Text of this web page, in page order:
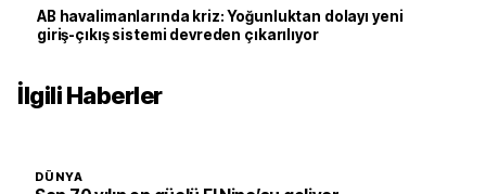
AB havalimanlarında kriz: Yoğunluktan dolayı yeni
giriş-çıkış sistemi devreden çıkarılıyor
İlgili Haberler
DÜNYA